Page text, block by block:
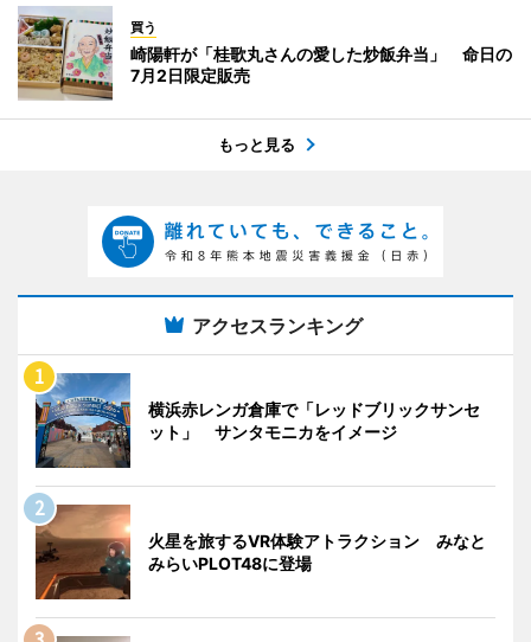
買う
崎陽軒が「桂歌丸さんの愛した炒飯弁当」 命日の
7月2日限定販売
もっと見る
アクセスランキング
横浜赤レンガ倉庫で「レッドブリックサンセ
ット」 サンタモニカをイメージ
火星を旅するVR体験アトラクション みなと
みらいPLOT48に登場